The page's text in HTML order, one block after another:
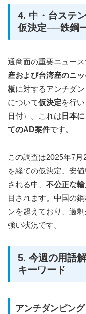
4. 中・台ステ
仮決定──鉄鋼
通商面の重要ニュース
産および台湾産のニ
板に対するアンチダ
について仮決定を行
日付）。これは 日本
てのAD案件です。
この調査は2025年7
を経ての仮決定。安
される中、 不公正な
目されます。中国の
ンを超えており、過
強い状況です。
5. 今週の用語
キーワード
アンチダンピン